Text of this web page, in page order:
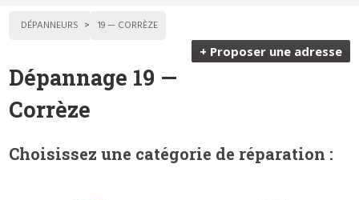
DÉPANNEURS
19 — CORRÈZE
+ Proposer une adresse
Dépannage 19 —
Corrèze
Choisissez une catégorie de réparation :